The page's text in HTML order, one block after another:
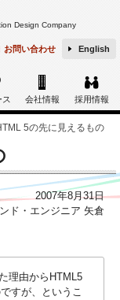
Design Company
お問い合わせ English
ス 会社情報 採用情報
5の先に見えるもの
2007年8月31日
ド・エンジニア 矢倉
理由からHTML5
すが、というこ